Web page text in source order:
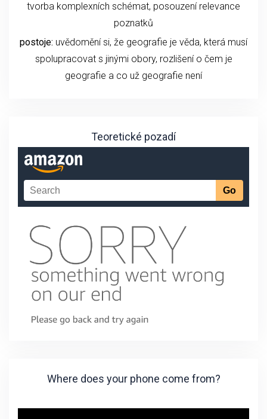
tvorba komplexních schémat, posouzení relevance
poznatků
postoje: uvědomění si, že geografie je věda, která musí
spolupracovat s jinými obory, rozlišení o čem je
geografie a co už geografie není
Teoretické pozadí
Where does your phone come from?